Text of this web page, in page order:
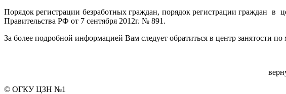
Порядок регистрации безработных граждан, порядок регистрации
Правительства РФ от 7 сентября 2012г. № 891.
За более подробной информацией Вам следует обратиться в центр занятости
© ОГКУ ЦЗН №1